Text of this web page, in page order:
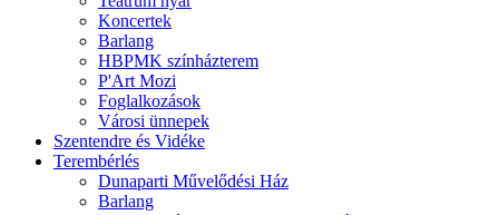
Koncertek
Barlang
HBPMK színházterem
P'Art Mozi
Foglalkozások
Városi ünnepek
Szentendre és Vidéke
Terembérlés
Dunaparti Művelődési Ház
Barlang